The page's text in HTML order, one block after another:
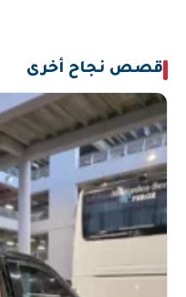
قصص نجاح أخرى